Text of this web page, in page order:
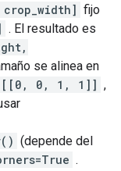
fijo
. El resultado es
se alinea en
[[0, 0, 1, 1]] ,
(depende del
.